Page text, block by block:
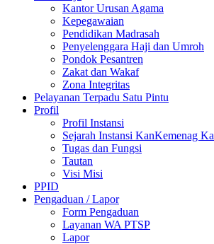
Kantor Urusan Agama
Kepegawaian
Pendidikan Madrasah
Penyelenggara Haji dan Umroh
Pondok Pesantren
Zakat dan Wakaf
Zona Integritas
Pelayanan Terpadu Satu Pintu
Profil
Profil Instansi
Sejarah Instansi KanKemenag
Tugas dan Fungsi
Tautan
Visi Misi
PPID
Pengaduan / Lapor
Form Pengaduan
Layanan WA PTSP
Lapor